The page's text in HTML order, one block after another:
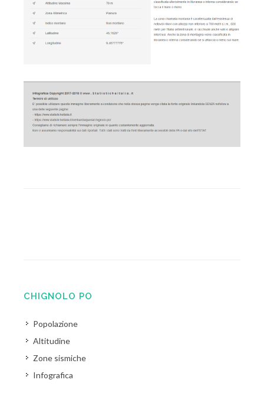
CHIGNOLO PO
Popolazione
Altitudine
Zone sismiche
Infografica